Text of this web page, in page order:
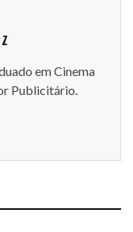
em Cinema
Publicitário.